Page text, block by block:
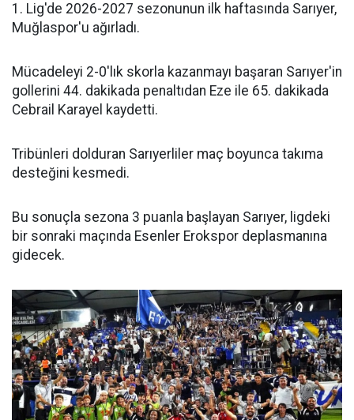
1. Lig'de 2026-2027 sezonunun ilk haftasında Sarıyer,
Muğlaspor'u ağırladı.
Mücadeleyi 2-0'lık skorla kazanmayı başaran Sarıyer'in
gollerini 44. dakikada penaltıdan Eze ile 65. dakikada
Cebrail Karayel kaydetti.
Tribünleri dolduran Sarıyerliler maç boyunca takıma
desteğini kesmedi.
Bu sonuçla sezona 3 puanla başlayan Sarıyer, ligdeki
bir sonraki maçında Esenler Erokspor deplasmanına
gidecek.